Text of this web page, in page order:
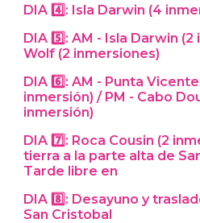
DIA 4️⃣: Isla Darwin (4
DIA 5️⃣: AM - Isla Darwin
Wolf (2 inmersiones)
DIA 6️⃣: AM - Punta
inmersión) / PM - Cabo
inmersión)
DIA 7️⃣: Roca Cousin (2
tierra a la parte alta de
Tarde libre en
DIA 8️⃣: Desayuno y
San Cristobal